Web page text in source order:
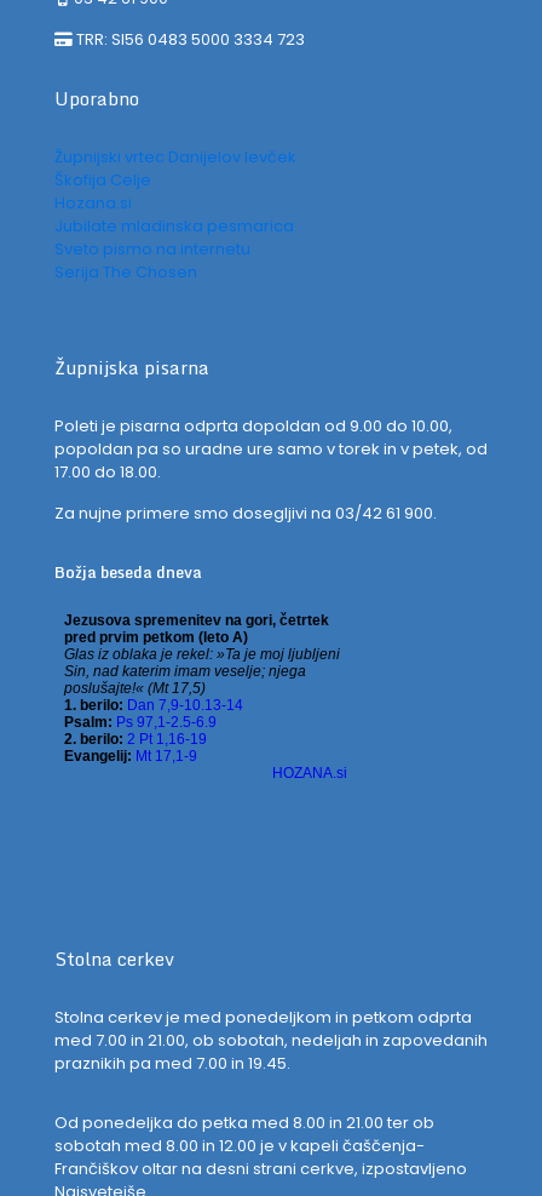
TRR: SI56 0483 5000 3334 723
Uporabno
Župnijski vrtec Danijelov levček
Škofija Celje
Hozana.si
Jubilate mladinska pesmarica
Sveto pismo na internetu
Serija The Chosen
Župnijska pisarna
Poleti je pisarna odprta dopoldan od 9.00 do 10.00,
popoldan pa so uradne ure samo v torek in v petek, od
17.00 do 18.00.
Za nujne primere smo dosegljivi na 03/42 61 900.
Božja beseda dneva
Stolna cerkev
Stolna cerkev je med ponedeljkom in petkom odprta
med 7.00 in 21.00, ob sobotah, nedeljah in zapovedanih
praznikih pa med 7.00 in 19.45.
Od ponedeljka do petka med 8.00 in 21.00 ter ob
sobotah med 8.00 in 12.00 je v kapeli čaščenja-
Frančiškov oltar na desni strani cerkve, izpostavljeno